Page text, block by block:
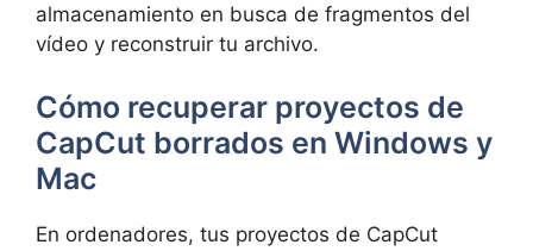
almacenamiento en busca de fragmentos del
vídeo y reconstruir tu archivo.
Cómo recuperar proyectos de
CapCut borrados en Windows y
Mac
En ordenadores, tus proyectos de CapCut